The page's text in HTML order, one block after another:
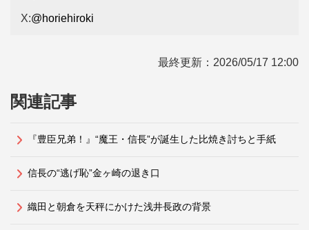
X:@horiehiroki
最終更新： 2026/05/17 12:00
関連記事
『豊臣兄弟！』“魔王・信長”が誕生した比焼き討ちと手紙
信長の“逃げ恥”金ヶ崎の退き口
織田と朝倉を天秤にかけた浅井長政の背景